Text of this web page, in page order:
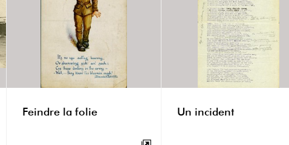
Feindre la folie Un incident